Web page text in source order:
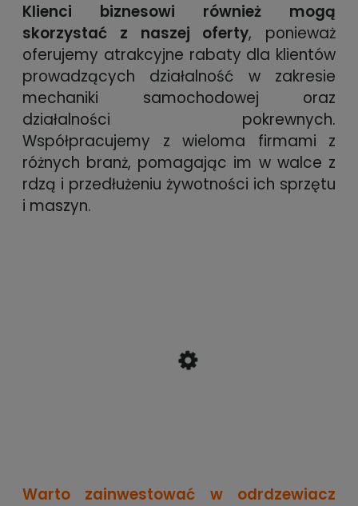
Klienci biznesowi również mogą
skorzystać z naszej oferty, ponieważ
oferujemy atrakcyjne rabaty dla klientów
prowadzących działalność w zakresie
mechaniki samochodowej oraz
działalności pokrewnych.
Współpracujemy z wieloma firmami z
różnych branż, pomagając im w walce z
rdzą i przedłużeniu żywotności ich sprzętu
i maszyn.
Warto zainwestować w odrdzewiacz